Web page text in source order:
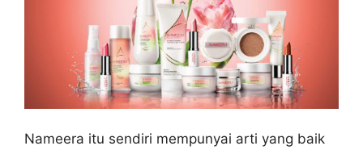
Nameera itu sendiri mempunyai arti yang baik